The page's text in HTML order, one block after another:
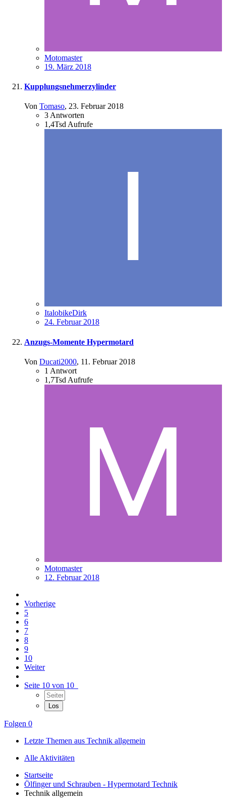
Motomaster
19. März 2018
Kupplungsnehmerzylinder
Von Tomaso, 23. Februar 2018
3 Antworten
1,4Tsd Aufrufe
ItalobikeDirk
24. Februar 2018
Anzugs-Momente Hypermotard
Von Ducati2000, 11. Februar 2018
1 Antwort
1,7Tsd Aufrufe
Motomaster
12. Februar 2018
Vorherige
5
6
7
8
9
10
Weiter
Seite 10 von 10
Folgen 0
Letzte Themen aus Technik allgemein
Alle Aktivitäten
Startseite
Ölfinger und Schrauben - Hypermotard Technik
Technik allgemein